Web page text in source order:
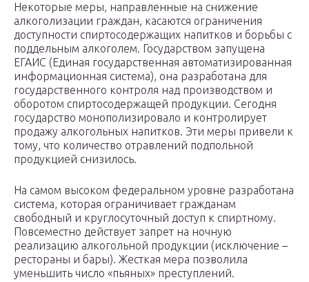
Некоторые меры, направленные на снижение
алкоголизации граждан, касаются ограничения
доступности спиртосодержащих напитков и борьбы с
поддельным алкоголем. Государством запущена
ЕГАИС (Единая государственная автоматизированная
информационная система), она разработана для
государственного контроля над производством и
оборотом спиртосодержащей продукции. Сегодня
государство монополизировало и контролирует
продажу алкогольных напитков. Эти меры привели к
тому, что количество отравлений подпольной
продукцией снизилось.
На самом высоком федеральном уровне разработана
система, которая ограничивает гражданам
свободный и круглосуточный доступ к спиртному.
Повсеместно действует запрет на ночную
реализацию алкогольной продукции (исключение –
рестораны и бары). Жесткая мера позволила
уменьшить число «пьяных» преступлений.